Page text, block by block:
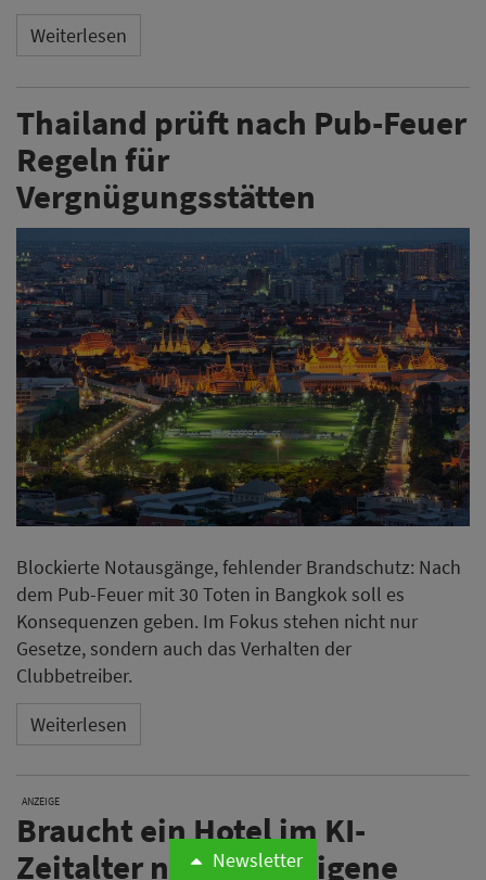
Weiterlesen
Thailand prüft nach Pub-Feuer
Regeln für
Vergnügungsstätten
Blockierte Notausgänge, fehlender Brandschutz: Nach
dem Pub-Feuer mit 30 Toten in Bangkok soll es
Konsequenzen geben. Im Fokus stehen nicht nur
Gesetze, sondern auch das Verhalten der
Clubbetreiber.
Weiterlesen
ANZEIGE
Braucht ein Hotel im KI-
Zeitalter noch eine eigene
Newsletter